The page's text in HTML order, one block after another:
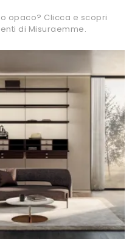
opaco? Clicca e scopri
di Misuraemme.